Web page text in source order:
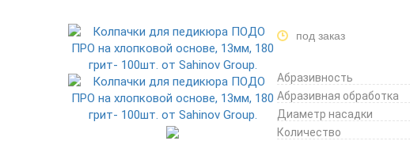
под заказ
Абразивность
Абразивная обработка
Диаметр насадки
Количество